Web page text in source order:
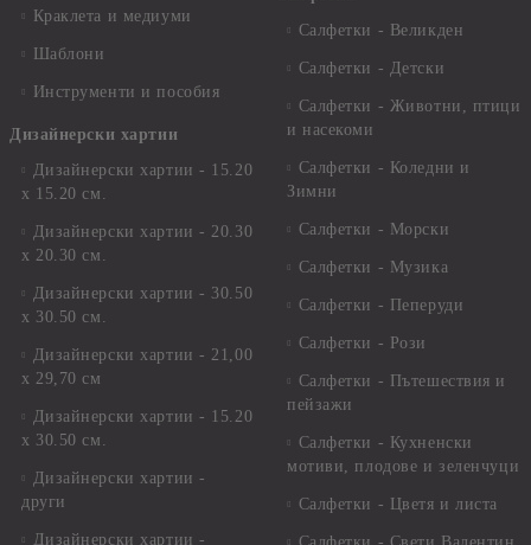
Краклета и медиуми
Шаблони
Инструменти и пособия
Дизайнерски хартии
Дизайнерски хартии - 15.20
х 15.20 см.
Дизайнерски хартии - 20.30
х 20.30 см.
Дизайнерски хартии - 30.50
х 30.50 см.
Дизайнерски хартии - 21,00
х 29,70 см
Дизайнерски хартии - 15.20
x 30.50 см.
Дизайнерски хартии -
други
Дизайнерски хартии -
Салфетки - Великден
Салфетки - Детски
Салфетки - Животни, птици
и насекоми
Салфетки - Коледни и
Зимни
Салфетки - Морски
Салфетки - Музика
Салфетки - Пеперуди
Салфетки - Рози
Салфетки - Пътешествия и
пейзажи
Салфетки - Кухненски
мотиви, плодове и зеленчуци
Салфетки - Цветя и листа